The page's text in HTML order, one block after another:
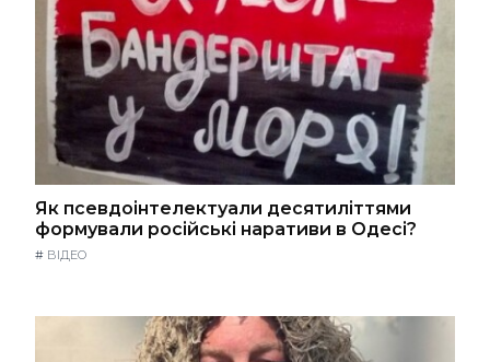
Як псевдоінтелектуали десятиліттями
формували російські наративи в Одесі?
# ВІДЕО